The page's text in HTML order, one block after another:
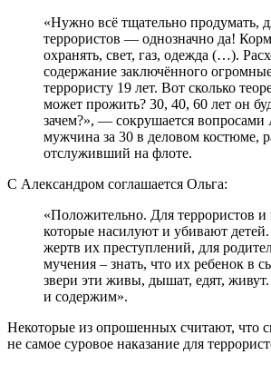
«Нужно всё тщательно продумать,
террористов — однозначно да!
охранять, свет, газ, одежда (…).
содержание заключённого
террористу 19 лет. Вот сколько
может прожить? 30, 40, 60 лет он
зачем?», — сокрушается вопросами
мужчина за 30 в деловом костюме,
отслуживший на флоте.
С Александром соглашается Ольга:
«Положительно. Для террористов и
которые насилуют и убивают
жертв их преступлений, для
мучения – знать, что их ребенок в
звери эти живы, дышат, едят,
и содержим».
Некоторые из опрошенных считают, что
не самое суровое наказание для